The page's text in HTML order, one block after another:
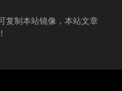
复制本站镜像，本站文章